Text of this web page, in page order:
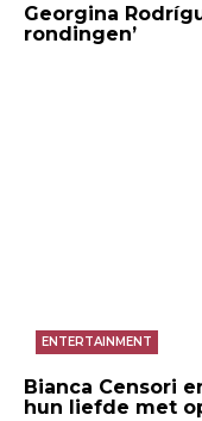
Georgina
rondingen’
ENTERTAINMENT
Bianca Censori
hun liefde met